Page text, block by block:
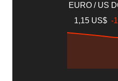
EURO / US
1,15 US$ -